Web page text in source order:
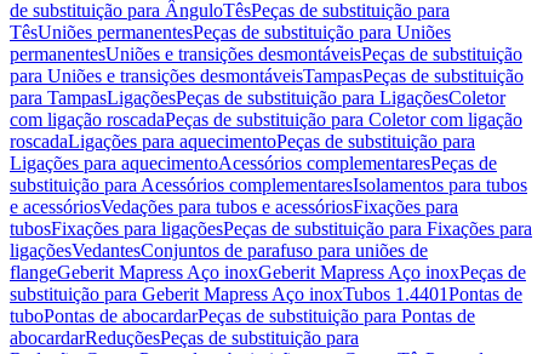
de substituição para ÂnguloTêsPeças de substituição para
TêsUniões permanentesPeças de substituição para Uniões
permanentesUniões e transições desmontáveisPeças de substituição
para Uniões e transições desmontáveisTampasPeças de substituição
para TampasLigaçõesPeças de substituição para LigaçõesColetor
com ligação roscadaPeças de substituição para Coletor com ligação
roscadaLigações para aquecimentoPeças de substituição para
Ligações para aquecimentoAcessórios complementaresPeças de
substituição para Acessórios complementaresIsolamentos para tubos
e acessóriosVedações para tubos e acessóriosFixações para
tubosFixações para ligaçõesPeças de substituição para Fixações para
ligaçõesVedantesConjuntos de parafuso para uniões de
flangeGeberit Mapress Aço inoxGeberit Mapress Aço inoxPeças de
substituição para Geberit Mapress Aço inoxTubos 1.4401Pontas de
tuboPontas de abocardarPeças de substituição para Pontas de
abocardarReduçõesPeças de substituição para